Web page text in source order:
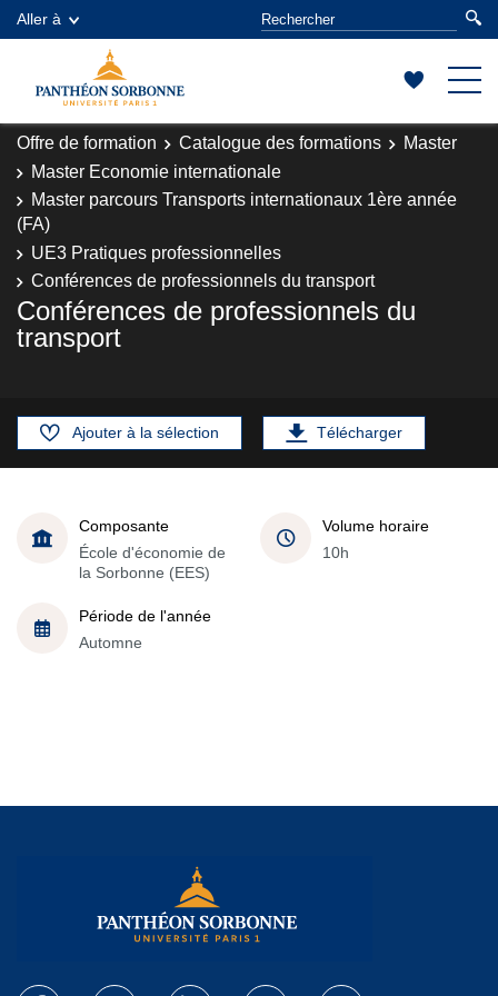
Aller à
Offre de formation Catalogue des formations
Master
Master Economie internationale
Master parcours Transports internationaux 1ère année
(FA)
UE3 Pratiques professionnelles
Conférences de professionnels du transport
Conférences de professionnels du
transport
Ajouter à la sélection Télécharger
Composante
École d'économie de
la Sorbonne (EES)
Volume horaire
10h
Période de l'année
Automne